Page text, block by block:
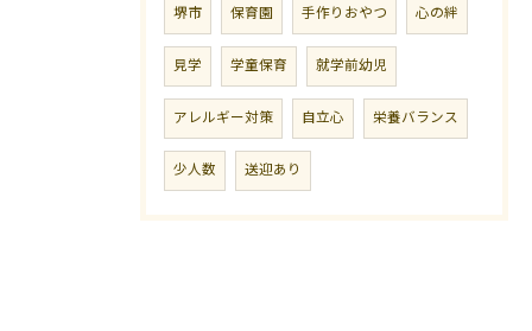
堺市 保育園 手作りおやつ 心の絆
見学 学童保育 就学前幼児
アレルギー対策 自立心 栄養バランス
少人数 送迎あり